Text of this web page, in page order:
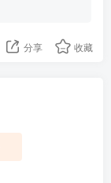
分享 收藏